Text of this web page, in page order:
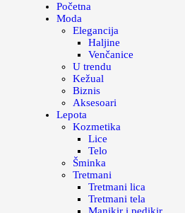
Početna
Moda
Elegancija
Haljine
Venčanice
U trendu
Kežual
Biznis
Aksesoari
Lepota
Kozmetika
Lice
Telo
Šminka
Tretmani
Tretmani lica
Tretmani tela
Kuhinja
Magazin